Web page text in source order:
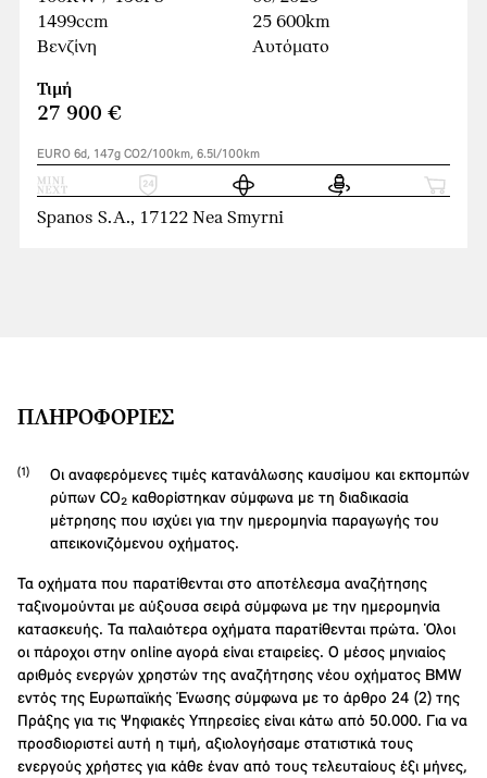
1499ccm
Βενζίνη
25 600km
Αυτόματο
Τιμή
27 900 €
EURO 6d, 147g CO2/100km, 6.5l/100km
Spanos S.A., 17122 Nea Smyrni
ΠΛΗΡΟΦΟΡΊΕΣ
Οι αναφερόμενες τιμές κατανάλωσης καυσίμου και εκπομπών
ρύπων CO₂ καθορίστηκαν σύμφωνα με τη διαδικασία
μέτρησης που ισχύει για την ημερομηνία παραγωγής του
απεικονιζόμενου οχήματος.
Τα οχήματα που παρατίθενται στο αποτέλεσμα αναζήτησης
ταξινομούνται με αύξουσα σειρά σύμφωνα με την ημερομηνία
κατασκευής. Τα παλαιότερα οχήματα παρατίθενται πρώτα. Όλοι
οι πάροχοι στην online αγορά είναι εταιρείες. Ο μέσος μηνιαίος
αριθμός ενεργών χρηστών της αναζήτησης νέου οχήματος BMW
εντός της Ευρωπαϊκής Ένωσης σύμφωνα με το άρθρο 24 (2) της
Πράξης για τις Ψηφιακές Υπηρεσίες είναι κάτω από 50.000. Για να
προσδιοριστεί αυτή η τιμή, αξιολογήσαμε στατιστικά τους
ενεργούς χρήστες για κάθε έναν από τους τελευταίους έξι μήνες,